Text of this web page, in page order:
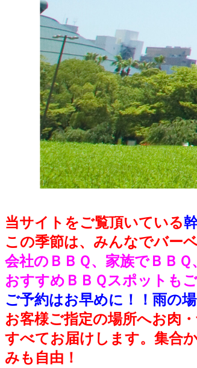
当サイトをご覧頂いている
この季節は、みんなでバー
会社のＢＢＱ、家族でＢＢ
おすすめＢＢＱスポットも
ご予約はお早めに！！雨の
お客様ご指定の場所へお肉
すべてお届けします。集合
みも自由！